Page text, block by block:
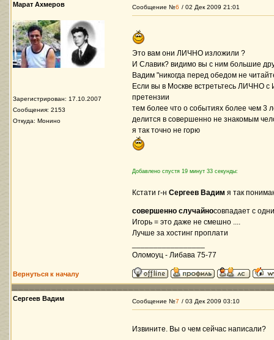
Марат Ахмеров
Зарегистрирован: 17.10.2007
Сообщения: 2153
Откуда: Монино
Сообщение №6 / 02 Дек 2009 21:01
Это вам они ЛИЧНО изложили ?
И Славик? видимо вы с ним большие
Вадим "никогда перед обедом не
Если вы в Москве встретьтесь ЛИЧНО
претензии
тем более что о событиях более чем 3
делится в совершенно не знакомым
я так точно не горю
Добавлено спустя 19 минут 33 секунды:
Кстати г-н Сергеев Вадим я так
совершенно случайносовпадает с
Игорь = это даже не смешно ....
Лучше за хостинг проплати
Оломоуц - Либава 75-77
Вернуться к началу
Сергеев Вадим Сообщение №7 / 03 Дек 2009 03:10
Извините. Вы о чем сейчас написали?